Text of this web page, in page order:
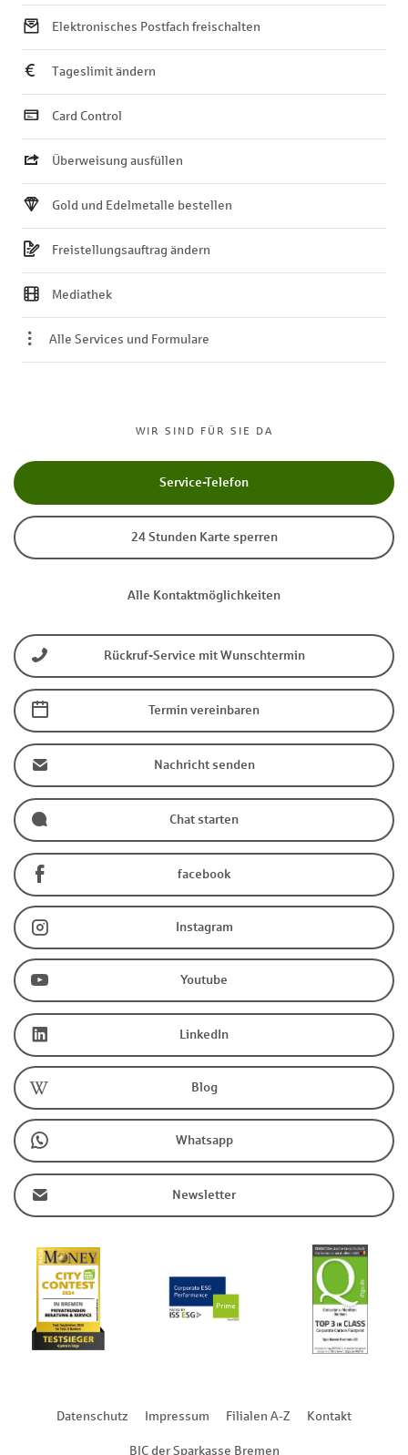
WIR SIND FÜR SIE DA
Service-Telefon
24 Stunden Karte sperren
Alle Kontaktmöglichkeiten
Rückruf-Service mit Wunschtermin
Termin vereinbaren
Nachricht senden
Chat starten
facebook
Instagram
Youtube
LinkedIn
Blog
Whatsapp
Newsletter
Elektronisches Postfach freischalten
Tageslimit ändern
Card Control
Überweisung ausfüllen
Gold und Edelmetalle bestellen
Freistellungsauftrag ändern
Mediathek
Alle Services und Formulare
Datenschutz Impressum Filialen A-Z Kontakt
BIC der Sparkasse Bremen